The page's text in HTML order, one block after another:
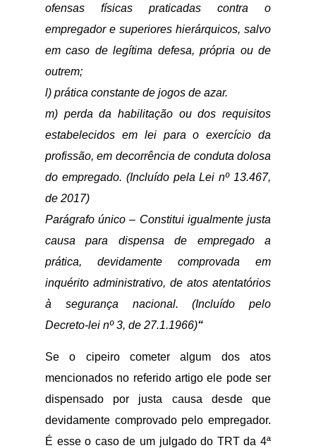
ofensas físicas praticadas contra o
empregador e superiores hierárquicos, salvo
em caso de legítima defesa, própria ou de
outrem;
l) prática constante de jogos de azar.
m) perda da habilitação ou dos requisitos
estabelecidos em lei para o exercício da
profissão, em decorrência de conduta dolosa
do empregado. (Incluído pela Lei nº 13.467,
de 2017)
Parágrafo único – Constitui igualmente justa
causa para dispensa de empregado a
prática, devidamente comprovada em
inquérito administrativo, de atos atentatórios
à segurança nacional. (Incluído pelo
Decreto-lei nº 3, de 27.1.1966)“
Se o cipeiro cometer algum dos atos
mencionados no referido artigo ele pode ser
dispensado por justa causa desde que
devidamente comprovado pelo empregador.
É esse o caso de um julgado do TRT da 4ª